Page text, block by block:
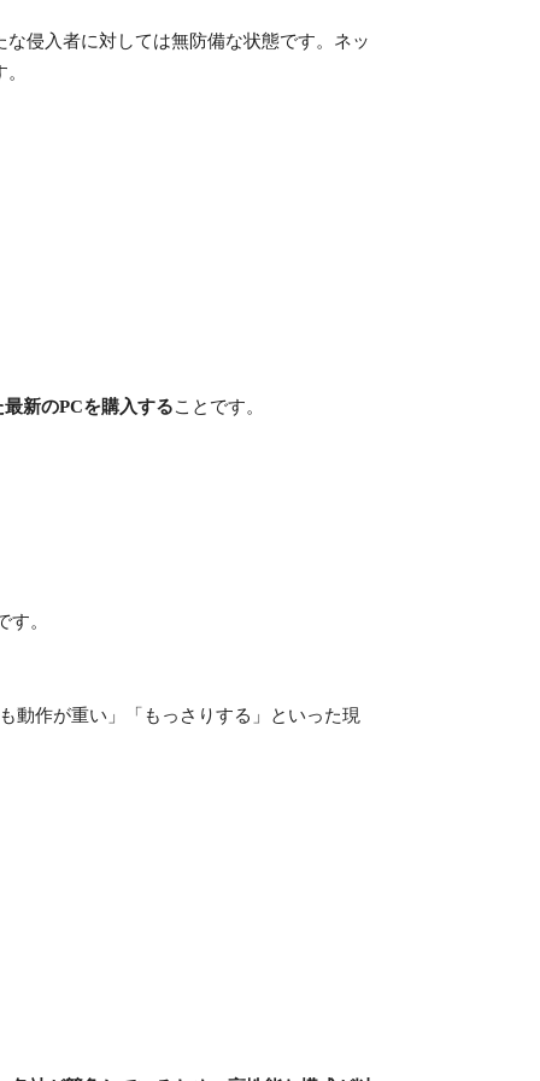
侵入者に対しては無防備な状態です。ネッ
新のPCを購入することです。
す。
動作が重い」「もっさりする」といった現